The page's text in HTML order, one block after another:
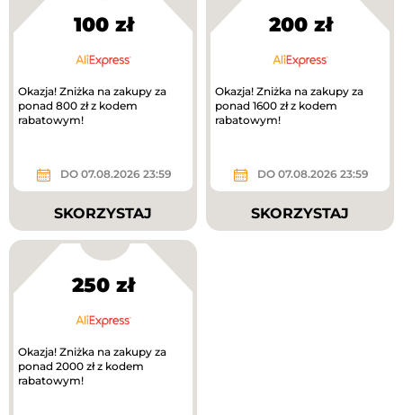
100 zł
Okazja! Zniżka na zakupy za
ponad 800 zł z kodem
rabatowym!
DO 07.08.2026 23:59
SKORZYSTAJ
200 zł
Okazja! Zniżka na zakupy za
ponad 1600 zł z kodem
rabatowym!
DO 07.08.2026 23:59
SKORZYSTAJ
250 zł
Okazja! Zniżka na zakupy za
ponad 2000 zł z kodem
rabatowym!